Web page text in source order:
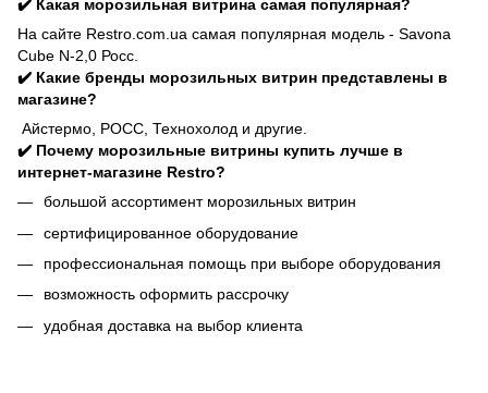
✔️ Какая морозильная витрина самая популярная?
На сайте Restro.com.ua самая популярная модель - Savona
Cube N-2,0 Росс.
✔️ Какие бренды морозильных витрин представлены в
магазине?
Айстермо, РОСС, Технохолод и другие.
✔️ Почему морозильные витрины купить лучше в
интернет-магазине Restro?
большой ассортимент морозильных витрин
сертифицированное оборудование
профессиональная помощь при выборе оборудования
возможность оформить рассрочку
удобная доставка на выбор клиента